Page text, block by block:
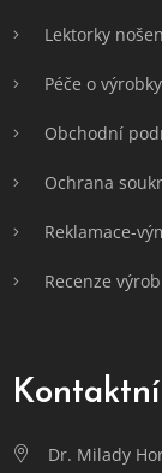
Lektorky
Péče o výrobky
Obchodní
Ochrana
Reklamace-
Recenze
Dr. Milady